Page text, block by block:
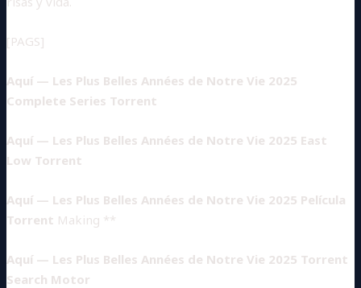
[PAGS]
Aquí — Les Plus Belles Années de Notre Vie 2025
Complete Series Torrent
Aquí — Les Plus Belles Années de Notre Vie 2025 East
Low Torrent
Aquí — Les Plus Belles Années de Notre Vie 2025 Película
Torrent Making **
Aquí — Les Plus Belles Années de Notre Vie 2025 Torrent
Search Motor